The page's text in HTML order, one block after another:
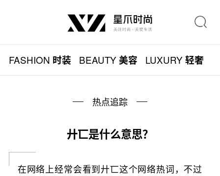
FASHION 时装 BEAUTY美容 LUXURY轻奢
热点追踪
廾匸是什么意思？
在网络上经常会看到廾匸这个网络热词，不过